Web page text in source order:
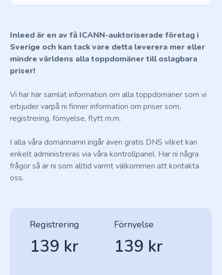
Inleed är en av få ICANN-auktoriserade företag i
Sverige och kan tack vare detta leverera mer eller
mindre världens alla toppdomäner till oslagbara
priser!
Vi har här samlat information om alla toppdomäner som vi
erbjuder varpå ni finner information om priser som,
registrering, förnyelse, flytt m.m.
I alla våra domännamn ingår även gratis DNS vilket kan
enkelt administreras via våra kontrollpanel. Har ni några
frågor så är ni som alltid varmt välkommen att kontakta
oss.
Registrering
139 kr
Förnyelse
139 kr